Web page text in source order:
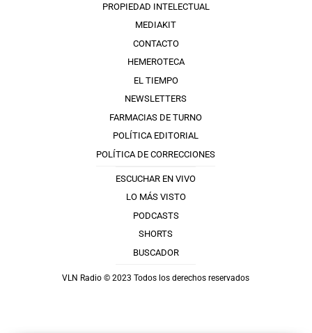
PROPIEDAD INTELECTUAL
MEDIAKIT
CONTACTO
HEMEROTECA
EL TIEMPO
NEWSLETTERS
FARMACIAS DE TURNO
POLÍTICA EDITORIAL
POLÍTICA DE CORRECCIONES
ESCUCHAR EN VIVO
LO MÁS VISTO
PODCASTS
SHORTS
BUSCADOR
VLN Radio © 2023 Todos los derechos reservados